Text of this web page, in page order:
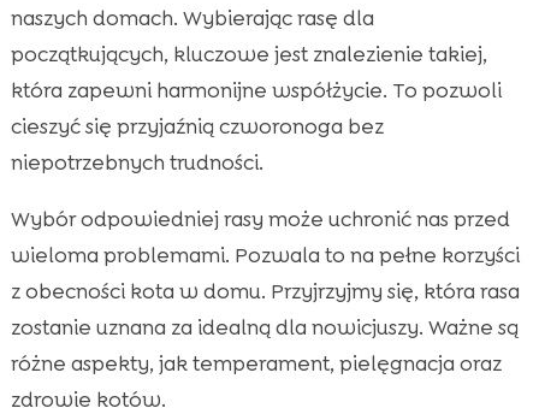
 Ragdoll – łagodny i przyjazny
 Pers – piękny, ale wymagający

Maine Coon – gigantyczny kot z wielkim
sercem
 British Shorthair – spokojny i niezależny
Kocię wybór rasy
Bengalski – aktywny i inteligentny
Scottish Fold – towarzyski i kochający
Kartuzki – spokojny i łagodny
Siamczyk – elegancki i aktywny
naszych domach. Wybierając rasę dla
początkujących, kluczowe jest znalezienie takiej,
która zapewni harmonijne współżycie. To pozwoli
cieszyć się przyjaźnią czworonoga bez
niepotrzebnych trudności.
Wybór odpowiedniej rasy może uchronić nas przed
wieloma problemami. Pozwala to na pełne korzyści
z obecności kota w domu. Przyjrzyjmy się, która rasa
zostanie uznana za idealną dla nowicjuszy. Ważne są
różne aspekty, jak temperament, pielęgnacja oraz
zdrowie kotów.